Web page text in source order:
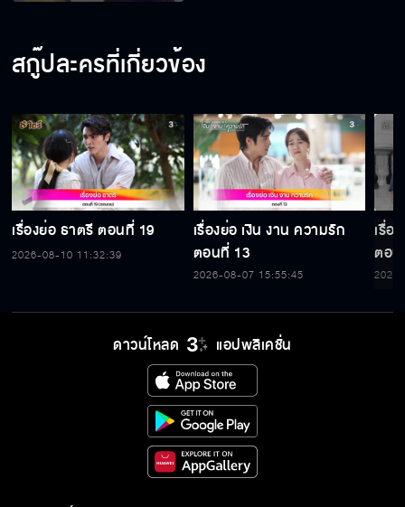
สกู๊ปละครที่เกี่ยวข้อง
เรื่องย่อ ธาตรี ตอนที่ 19
2026-08-10 11:32:39
เรื่องย่อ เงิน งาน ความรัก
ตอนที่ 13
2026-08-07 15:55:45
เรื่อ
ตอ
ดาวน์โหลด แอปพลิเคชั่น